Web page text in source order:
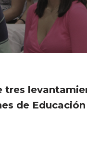
tres
de Educación